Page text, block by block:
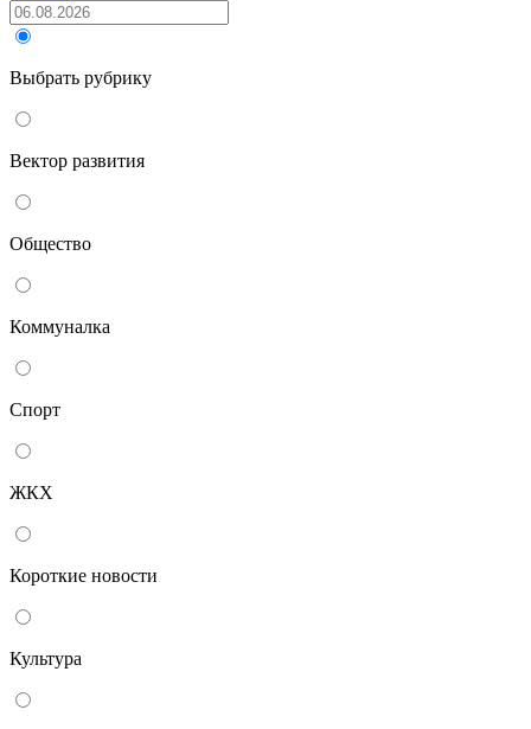
Выбрать рубрику
Вектор развития
Общество
Коммуналка
Спорт
ЖКХ
Короткие новости
Культура